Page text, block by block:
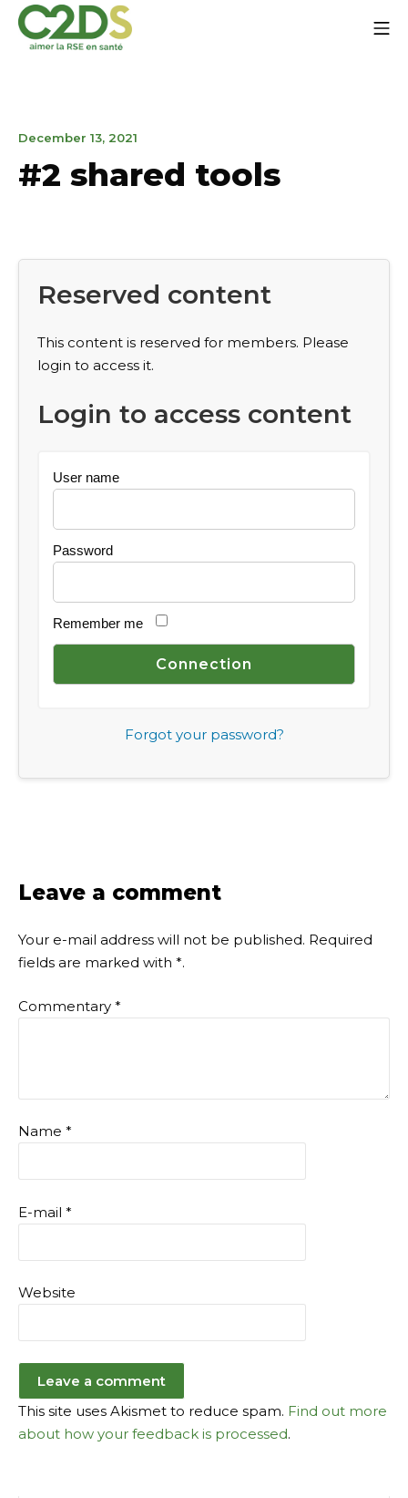
content
December 13, 2021
2022
#2 shared tools
Reserved content
This content is reserved for members. Please
login to access it.
Login to access content
User name
Password
Remember me
Forgot your password?
Leave a comment
Your e-mail address will not be published. Required
fields are marked with *.
Commentary *
Name *
E-mail *
Website
This site uses Akismet to reduce spam. Find out more
about how your feedback is processed.